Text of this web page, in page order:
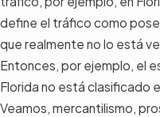
define el tráfico como
que realmente no lo está
Entonces, por ejemplo, el
Florida no está clasificado
Veamos, mercantilismo,